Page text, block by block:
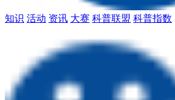
知识 活动 资讯 大赛 科普联盟 科普指数